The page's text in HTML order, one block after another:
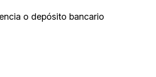
o depósito bancario